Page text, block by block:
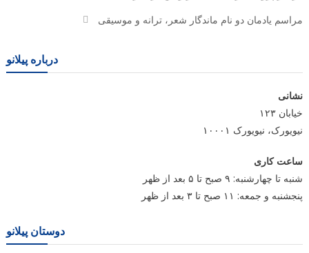
مراسم یادمان دو نام ماندگار شعر، ترانه و موسیقی
درباره پیلانو
نشانی
خیابان ۱۲۳
نیویورک، نیویورک ۱۰۰۰۱
ساعت کاری
شنبه تا چهارشنبه: ۹ صبح تا ۵ بعد از ظهر
پنجشنبه و جمعه: ۱۱ صبح تا ۳ بعد از ظهر
دوستان پیلانو